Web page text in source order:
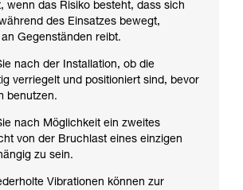
wenn das Risiko besteht, dass sich
des Einsatzes bewegt,
Gegenständen reibt.
nach der Installation, ob die
verriegelt und positioniert sind, bevor
benutzen.
nach Möglichkeit ein zweites
von der Bruchlast eines einzigen
zu sein.
Vibrationen können zur